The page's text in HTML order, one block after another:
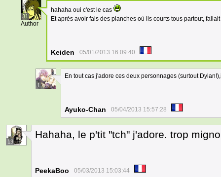
31
Author
hahaha oui c'est le cas
Et après avoir fais des planches où ils courts tous partout,
Keiden 05/01/2013 16:09:40
1
En tout cas j'adore ces deux personnages (surtout
Ayuko-Chan 05/04/2013 15:57:28
19
Hahaha, le p'tit "tch" j'adore. trop
PeekaBoo 05/03/2013 15:03:44